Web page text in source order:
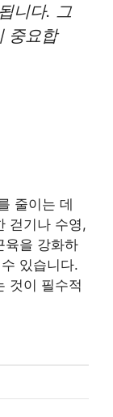
니다. 그
중요합
줄이는 데
걷기나 수영,
육을 강화하
있습니다.
것이 필수적